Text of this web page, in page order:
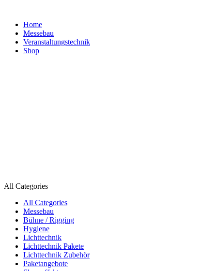
Home
Messebau
Veranstaltungs­technik
Shop
All Categories
All Categories
Messebau
Bühne / Rigging
Hygiene
Lichttechnik
Lichttechnik Pakete
Lichttechnik Zubehör
Paketangebote